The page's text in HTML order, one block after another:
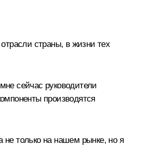
страны, в жизни тех
сейчас руководители
производятся
не только на нашем рынке, но я